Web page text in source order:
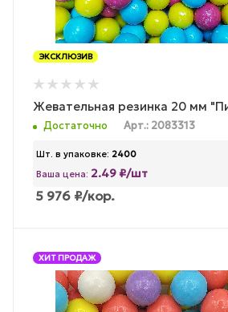
ЭКСКЛЮЗИВ
Жевательная резинка 20 мм
Достаточно Арт.: 2083313
Шт. в упаковке: 2400
Ваша цена: 2.49 ₽/шт
5 976 ₽/кор.
ХИТ ПРОДАЖ